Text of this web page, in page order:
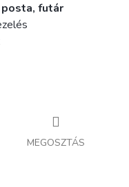
posta, futár
MEGOSZTÁS